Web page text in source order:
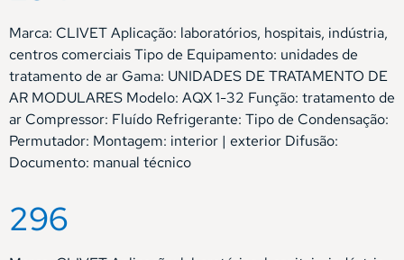
Marca: CLIVET Aplicação: laboratórios, hospitais, indústria,
centros comerciais Tipo de Equipamento: unidades de
tratamento de ar Gama: UNIDADES DE TRATAMENTO DE
AR MODULARES Modelo: AQX 1-32 Função: tratamento de
ar Compressor: Fluído Refrigerante: Tipo de Condensação:
Permutador: Montagem: interior | exterior Difusão:
Documento: manual técnico
296